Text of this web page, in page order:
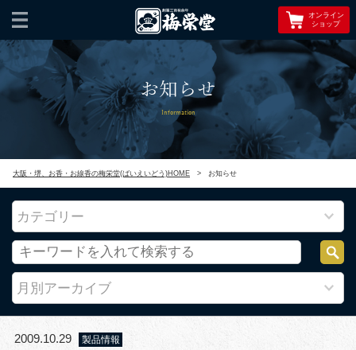
オンライン
ショップ
お知らせ
Information
大阪・堺、お香・お線香の梅栄堂(ばいえいどう)HOME > お知らせ
カテゴリー
月別アーカイブ
2009.10.29 製品情報